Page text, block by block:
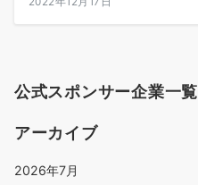
公式スポンサー企業一覧
アーカイブ
2026年7月